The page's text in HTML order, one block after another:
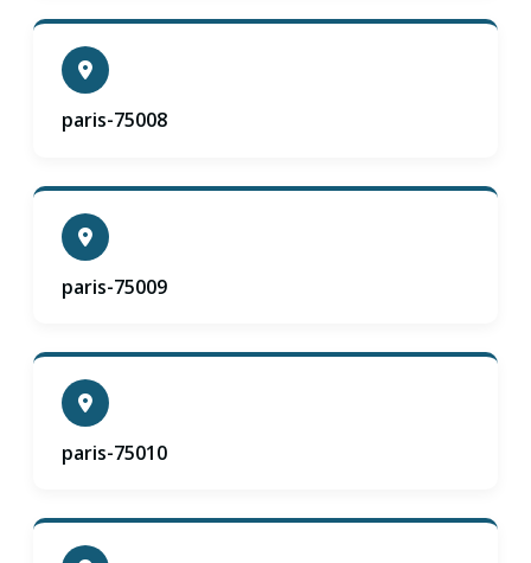
paris-75008
paris-75009
paris-75010